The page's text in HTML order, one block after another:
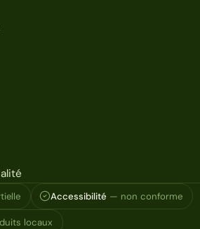
Accessibilité — non conforme
locaux